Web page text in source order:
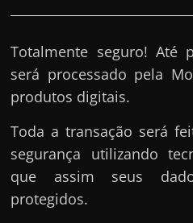
Totalmente seguro! Até
será processado pela
produtos digitais.
Toda a transação será
segurança utilizando
que assim seus
protegidos.